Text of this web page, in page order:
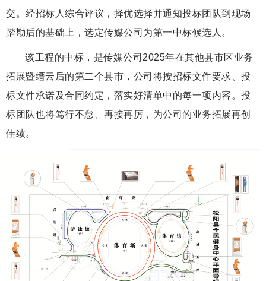
交。经招标人综合评议，择优选择并通知投标团队到现场
踏勘后的基础上，选定传媒公司为第一中标候选人。
该工程的中标，是传媒公司2025年在其他县市区业务
拓展暨缙云后的第二个县市，公司将按招标文件要求、投
标文件承诺及合同约定，落实好清单中的每一项内容。投
标团队也将笃行不怠、再接再厉，为公司的业务拓展再创
佳绩。